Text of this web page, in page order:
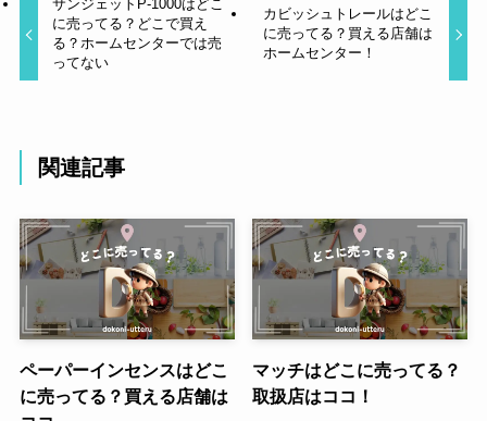
サンジェットP-1000はどこ
に売ってる？どこで買え
る？ホームセンターでは売
ってない
カビッシュトレールはどこ
に売ってる？買える店舗は
ホームセンター！
関連記事
ペーパーインセンスはどこ
に売ってる？買える店舗は
マッチはどこに売ってる？
取扱店はココ！